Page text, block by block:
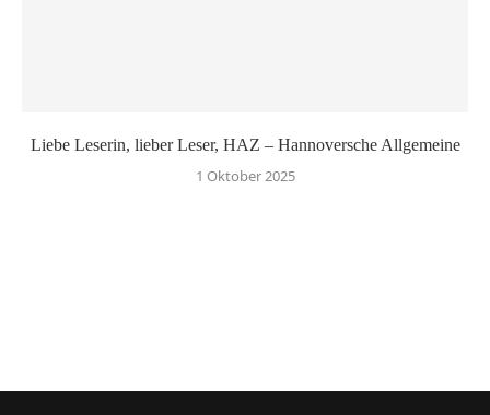
Liebe Leserin, lieber Leser, HAZ – Hannoversche Allgemeine
1 Oktober 2025